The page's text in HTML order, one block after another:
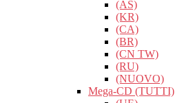
(AS)
(KR)
(CA)
(BR)
(CN TW)
(RU)
(NUOVO)
Mega-CD (TUTTI)